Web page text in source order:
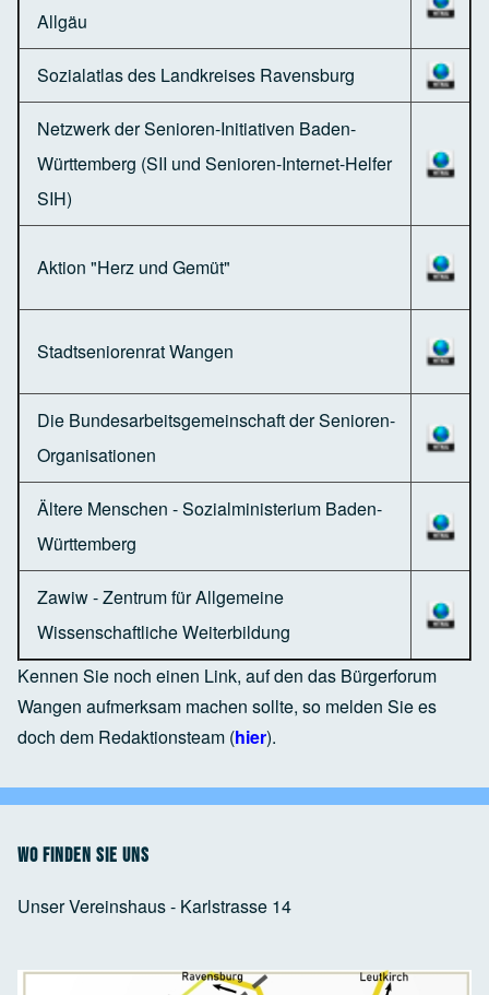
Allgäu
Sozialatlas des Landkreises Ravensburg
Netzwerk der Senioren-Initiativen Baden-
Württemberg (SII und Senioren-Internet-Helfer
SIH)
Aktion "Herz und Gemüt"
Stadtseniorenrat Wangen
Die Bundesarbeitsgemeinschaft der Senioren-
Organisationen
Ältere Menschen - Sozialministerium Baden-
Württemberg
Zawiw - Zentrum für Allgemeine
Wissenschaftliche Weiterbildung
Kennen Sie noch einen Link, auf den das Bürgerforum
Wangen aufmerksam machen sollte, so melden Sie es
doch dem Redaktionsteam (hier).
Wo finden Sie uns
Unser Vereinshaus - Karlstrasse 14